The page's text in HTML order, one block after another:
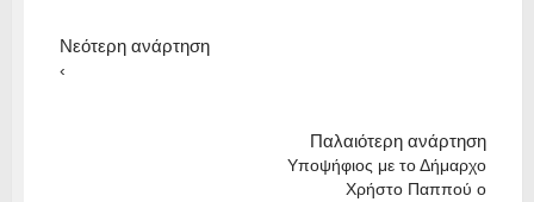
Νεότερη ανάρτηση
‹
Παλαιότερη ανάρτηση
Υποψήφιος με το Δήμαρχο
Χρήστο Παππού ο